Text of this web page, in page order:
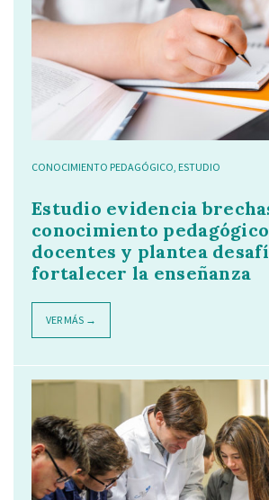
CONOCIMIENTO PEDAGÓGICO, ESTUDIO
Estudio evidencia
conocimiento
docentes y plantea
fortalecer la enseñanza
VER MÁS →